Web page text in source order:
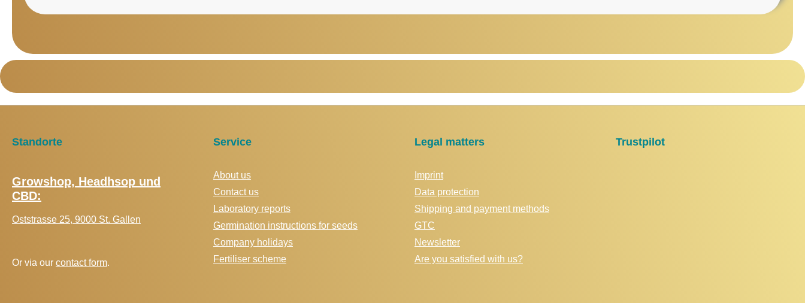
Standorte
Growshop, Headhsop und
CBD:
Oststrasse 25, 9000 St. Gallen
Or via our contact form.
Service
About us
Contact us
Laboratory reports
Germination instructions for seeds
Company holidays
Fertiliser scheme
Legal matters
Imprint
Data protection
Shipping and payment methods
GTC
Newsletter
Are you satisfied with us?
Trustpilot